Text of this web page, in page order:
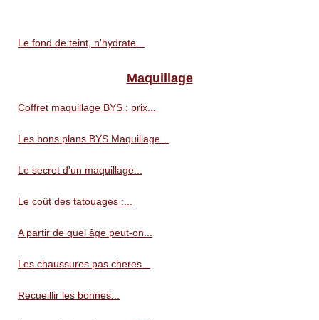
Le fond de teint, n'hydrate...
Maquillage
Coffret maquillage BYS : prix...
Les bons plans BYS Maquillage...
Le secret d'un maquillage...
Le coût des tatouages :...
A partir de quel âge peut-on...
Les chaussures pas cheres...
Recueillir les bonnes...